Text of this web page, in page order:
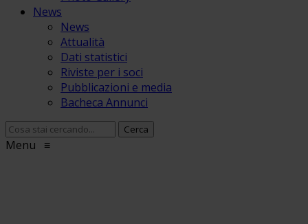
News
News
Attualità
Dati statistici
Riviste per i soci
Pubblicazioni e media
Bacheca Annunci
Menu ≡